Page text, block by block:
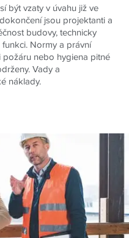
být vzaty v úvahu již ve
jsou projektanti a
budovy, technicky
Normy a právní
nebo hygiena pitné
Vady a
náklady.